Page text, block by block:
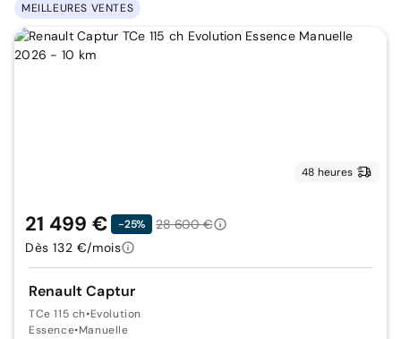
MEILLEURES VENTES
48 heures
Renault Captur
TCe 115 ch•Evolution
Essence•Manuelle
21 499 € -25%
28 600 €
Dès 132 €/mois